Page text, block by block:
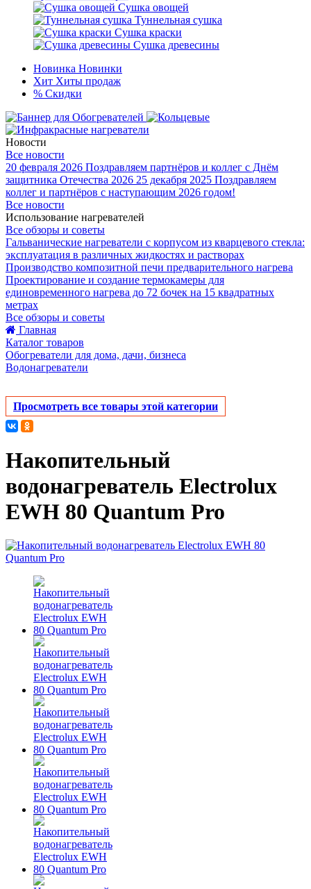
Сушка овощей
Туннельная сушка
Сушка краски
Сушка древесины
Новинка Новинки
Хит Хиты продаж
% Скидки
Новости
Все новости
20 февраля 2026 Поздравляем партнёров и коллег с Днём
защитника Отечества 2026 25 декабря 2025 Поздравляем
коллег и партнёров с наступающим 2026 годом!
Все новости
Использование нагревателей
Все обзоры и советы
Гальванические нагреватели с корпусом из кварцевого стекла:
эксплуатация в различных жидкостях и растворах
Производство композитной печи предварительного нагрева
Проектирование и создание термокамеры для
единовременного нагрева до 72 бочек на 15 квадратных
метрах
Все обзоры и советы
Главная
Каталог товаров
Обогреватели для дома, дачи, бизнеса
Водонагреватели
Просмотреть все товары этой категории
Накопительный
водонагреватель Electrolux
EWH 80 Quantum Pro